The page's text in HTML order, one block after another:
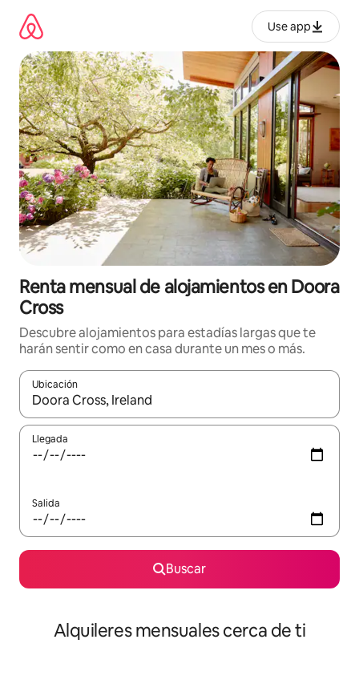
contenido
Use app
Renta mensual de alojamientos en Doora
Cross
Descubre alojamientos para estadías largas que te
harán sentir como en casa durante un mes o más.
Ubicación
Cuando los resultados estén disponibles, navega con las
Llegada
Salida
Buscar
Alquileres mensuales cerca de ti